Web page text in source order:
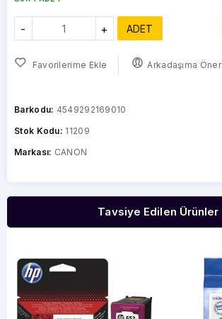
- + ADET
Favorilerime Ekle Arkadaşıma Öner
Barkodu: 4549292169010
Stok Kodu: 11209
Markası: CANON
Tavsiye Edilen Ürünler